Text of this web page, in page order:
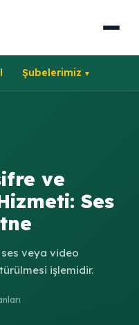
Şubelerimiz
ve
Ses
veya video
işlemidir.